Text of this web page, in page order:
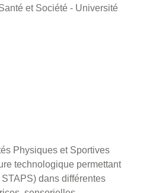
et Société - Université
Physiques et Sportives
technologique permettant
dans différentes